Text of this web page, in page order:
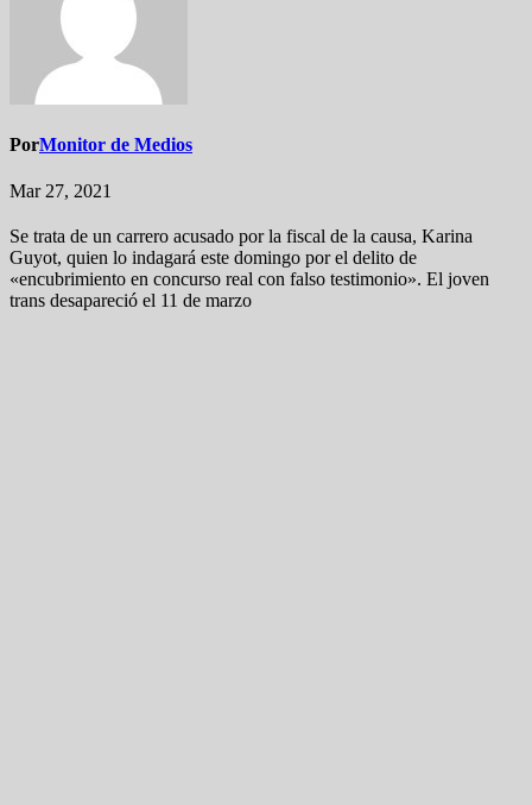
PorMonitor de Medios
Mar 27, 2021
Se trata de un carrero acusado por la fiscal de la causa, Karina
Guyot, quien lo indagará este domingo por el delito de
«encubrimiento en concurso real con falso testimonio». El joven
trans desapareció el 11 de marzo